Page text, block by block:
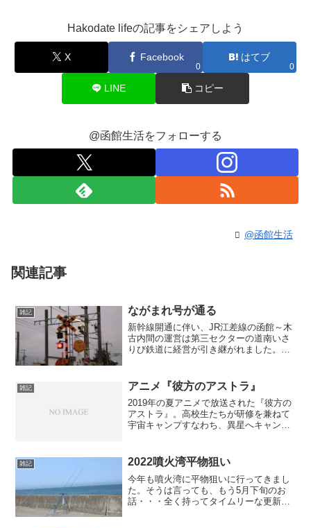
Hakodate lifeの記事をシェアしよう
X Facebook
0
はてブ
0
LINE コピー
@函館生活をフォローする
@函館生活
関連記事
雑記 ながまれ号が通る
新幹線開通に伴い、JR江差線の函館～木
古内間の運営は第三セクターの道南いさ
りび鉄道に経営が引き継がれました。そ
も組まれて、よくテレビで見かけること
も多くなりました。観光...
雑記 アニメ『彼方のアストラ』
2019年の夏アニメで放送された『彼方の
アストラ』。高校生たちが研修を兼ねて
宇宙キャンプすなわち、異星へキャンプ
にか面白いアニメは無いか？と探してい
たら、たまたま見つ...
雑記 2022噴火湾平物狙い
今年も噴火湾に平物狙いに行ってきまし
た。そうは言っても、もう5月下旬のお
話・・・全く持ってタイムリーな更新が